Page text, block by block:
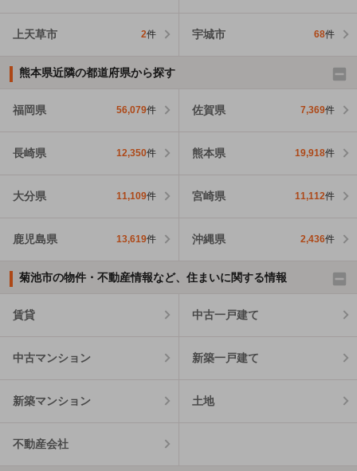
上天草市 2件 宇城市 68件
熊本県近隣の都道府県から探す
福岡県 56,079件 佐賀県 7,369件
長崎県 12,350件 熊本県 19,918件
大分県 11,109件 宮崎県 11,112件
鹿児島県 13,619件 沖縄県 2,436件
菊池市の物件・不動産情報など、住まいに関する情報
賃貸 中古一戸建て
中古マンション 新築一戸建て
新築マンション 土地
不動産会社